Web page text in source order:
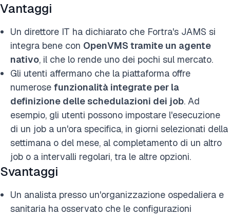
Vantaggi
Un direttore IT ha dichiarato che Fortra's JAMS si
integra bene con OpenVMS tramite un agente
nativo, il che lo rende uno dei pochi sul mercato.
Gli utenti affermano che la piattaforma offre
numerose funzionalità integrate per la
definizione delle schedulazioni dei job. Ad
esempio, gli utenti possono impostare l'esecuzione
di un job a un'ora specifica, in giorni selezionati della
settimana o del mese, al completamento di un altro
job o a intervalli regolari, tra le altre opzioni.
Svantaggi
Un analista presso un'organizzazione ospedaliera e
sanitaria ha osservato che le configurazioni